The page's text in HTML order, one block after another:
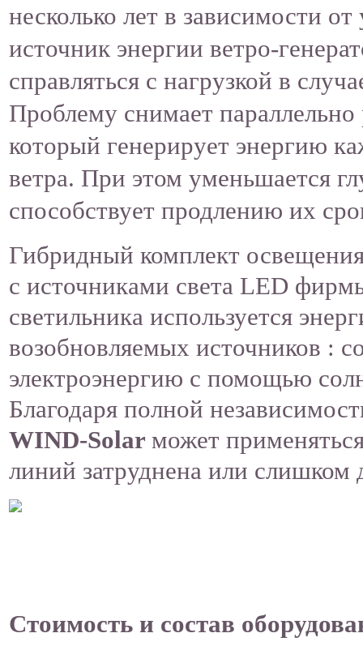
несколько лет в зависимости
источник энергии ветро-
справляться с нагрузкой в
Проблему снимает
который генерирует энергию
ветра. При этом уменьшается
способствует продлению их
Гибридный комплект
с источниками света LED
светильника используется
возобновляемых источников :
электроэнергию c помощью
Благодаря полной
WIND-Solar может
линий затруднена или слишком
Стоимость и состав